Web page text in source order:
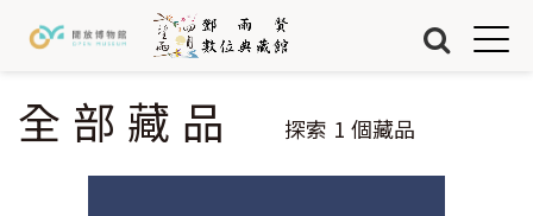
關於我們
Jump to Navigation
Jump to Main content
您在這裡
全部藏品 探索 1 個藏品